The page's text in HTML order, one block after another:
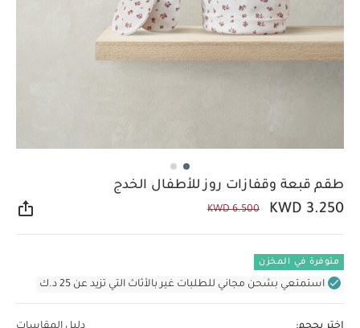
طقم قبعة وقفازات روز للأطفال الخدج
KWD 3.250
KWD 6.500
متوفرة في المخزن
استمتعي بشحن مجاني للطلبات غير بالأثاث التي تزيد عن 25 د.ك